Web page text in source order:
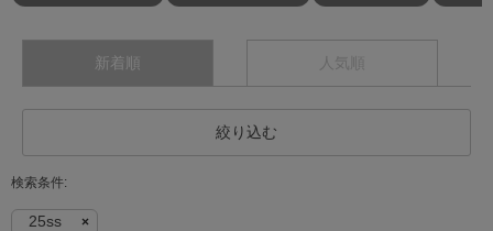
新着順 人気順
絞り込む
25ss